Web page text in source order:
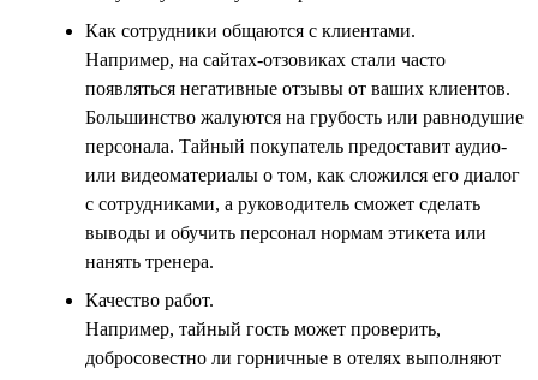
Как сотрудники общаются с клиентами.
Например, на сайтах-отзовиках стали часто
появляться негативные отзывы от ваших клиентов.
Большинство жалуются на грубость или равнодушие
персонала. Тайный покупатель предоставит аудио-
или видеоматериалы о том, как сложился его диалог
с сотрудниками, а руководитель сможет сделать
выводы и обучить персонал нормам этикета или
нанять тренера.
Качество работ.
Например, тайный гость может проверить,
добросовестно ли горничные в отелях выполняют